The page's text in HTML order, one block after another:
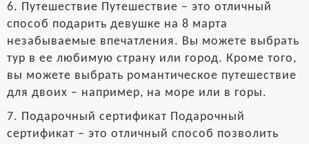
6. Путешествие Путешествие – это отличный
способ подарить девушке на 8 марта
незабываемые впечатления. Вы можете выбрать
тур в ее любимую страну или город. Кроме того,
вы можете выбрать романтическое путешествие
для двоих – например, на море или в горы.
7. Подарочный сертификат Подарочный
сертификат – это отличный способ позволить